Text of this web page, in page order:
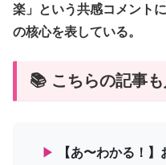
楽」という共感コメント
の核心を表している。
📚 こちらの記事
▶
【あ〜わかる！